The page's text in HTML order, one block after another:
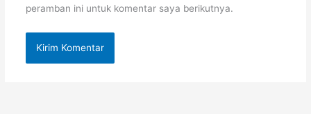
peramban ini untuk komentar saya berikutnya.